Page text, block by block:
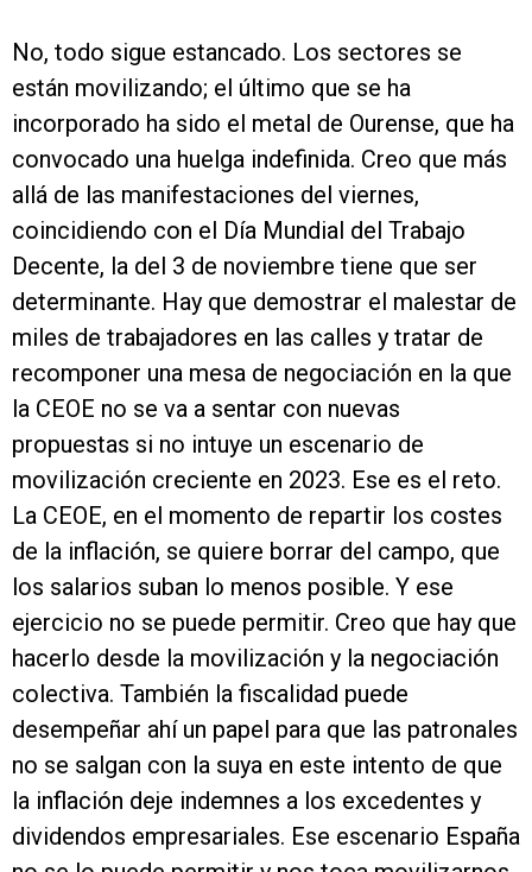
No, todo sigue estancado. Los sectores se
están movilizando; el último que se ha
incorporado ha sido el metal de Ourense, que ha
convocado una huelga indefinida. Creo que más
allá de las manifestaciones del viernes,
coincidiendo con el Día Mundial del Trabajo
Decente, la del 3 de noviembre tiene que ser
determinante. Hay que demostrar el malestar de
miles de trabajadores en las calles y tratar de
recomponer una mesa de negociación en la que
la CEOE no se va a sentar con nuevas
propuestas si no intuye un escenario de
movilización creciente en 2023. Ese es el reto.
La CEOE, en el momento de repartir los costes
de la inflación, se quiere borrar del campo, que
los salarios suban lo menos posible. Y ese
ejercicio no se puede permitir. Creo que hay que
hacerlo desde la movilización y la negociación
colectiva. También la fiscalidad puede
desempeñar ahí un papel para que las patronales
no se salgan con la suya en este intento de que
la inflación deje indemnes a los excedentes y
dividendos empresariales. Ese escenario España